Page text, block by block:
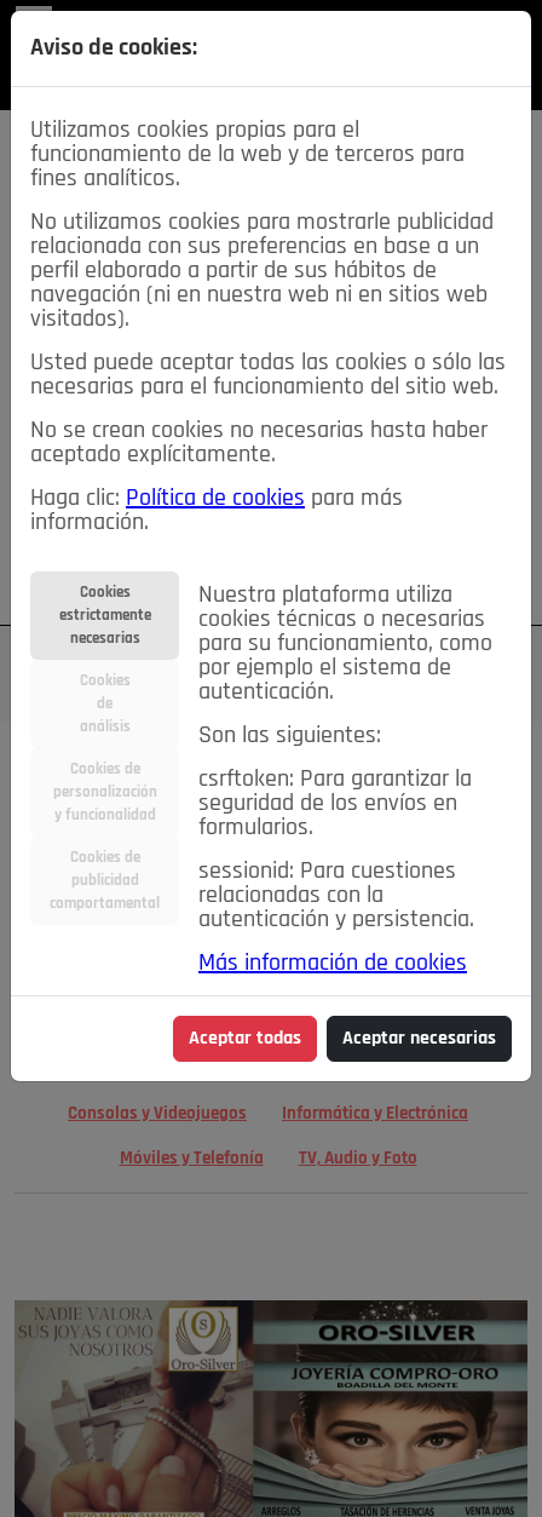
SECCIONES
descarga esta
REVISTA
≡NOTICIAS
NOTICIAS SERVICIOS DE INTERÉS
TABLÓN DE ANUNCIOS MIS ANUNCIOS CONTACTO
NOSOTROS
Su cuenta Regístrese ¿Olvidó su contraseña?
TODAS Deporte Bicicletas Deportes y Ocio
Electrodomésticos
Niños y Bebés Inmobiliaria Construcción y Reformas
Moda Accesorios Ropa Motor
Motor y Accesorios Motos Ocio
Cine, Libros y Música Coleccionismo Otros Otros
Consolas y Videojuegos Informática y Electrónica
Móviles y Telefonía TV, Audio y Foto
Aviso de cookies:
Utilizamos cookies propias para el
funcionamiento de la web y de terceros para
fines analíticos.
No utilizamos cookies para mostrarle publicidad
relacionada con sus preferencias en base a un
perfil elaborado a partir de sus hábitos de
navegación (ni en nuestra web ni en sitios web
visitados).
Usted puede aceptar todas las cookies o sólo las
necesarias para el funcionamiento del sitio web.
No se crean cookies no necesarias hasta haber
aceptado explícitamente.
Haga clic: Política de cookies para más
información.
Cookies
estrictamente
necesarias
Cookies
de
análisis
Cookies de
personalización
y funcionalidad
Cookies de
publicidad
comportamental
Nuestra plataforma utiliza
cookies técnicas o necesarias
para su funcionamiento, como
por ejemplo el sistema de
autenticación.
Son las siguientes:
csrftoken: Para garantizar la
seguridad de los envíos en
formularios.
sessionid: Para cuestiones
relacionadas con la
autenticación y persistencia.
Más información de cookies
Aceptar todas Aceptar necesarias